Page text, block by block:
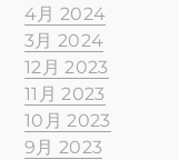
4月 2024
3月 2024
12月 2023
11月 2023
10月 2023
9月 2023